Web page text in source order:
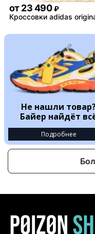
от23 490 ₽
Кроссовки adidas
Не нашли
Байер найдёт
Подробнее